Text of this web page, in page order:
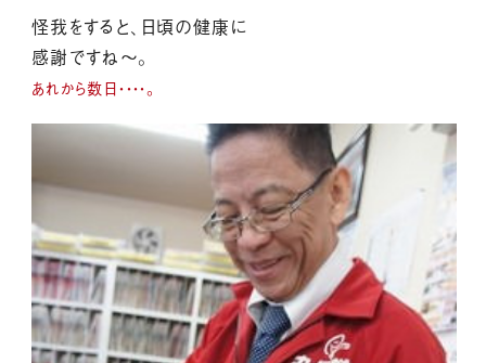
怪我をすると、 日頃の健康に
感謝ですね～。
あれから数日・・・・。